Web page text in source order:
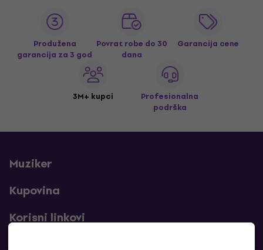
Produžena
garancija za 3 god
Povrat robe do 30
dana
Garancija cene
3M+ kupci
Profesionalna
podrška
Muziker
Kupovina
Korisni linkovi